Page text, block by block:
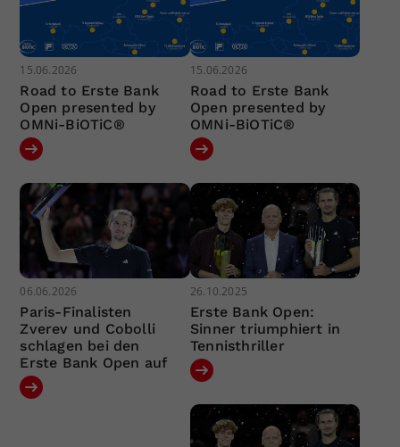
15.06.2026
Road to Erste Bank
Open presented by
OMNi-BiOTiC®
15.06.2026
Road to Erste Bank
Open presented by
OMNi-BiOTiC®
06.06.2026
Paris-Finalisten
Zverev und Cobolli
schlagen bei den
Erste Bank Open auf
26.10.2025
Erste Bank Open:
Sinner triumphiert in
Tennisthriller